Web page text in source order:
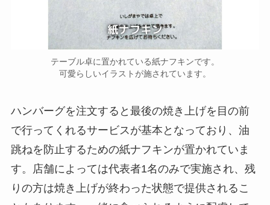
テーブル卓に置かれている紙ナフキンです。
可愛らしいイラストが施されています。
ハンバーグを注文すると最後の焼き上げを目の前
で行ってくれるサービスが基本となっており、油
跳ねを防止するための紙ナフキンが置かれていま
す。店舗によっては代表者1名のみで実施され、残
りの方は焼き上げが終わった状態で提供されるこ